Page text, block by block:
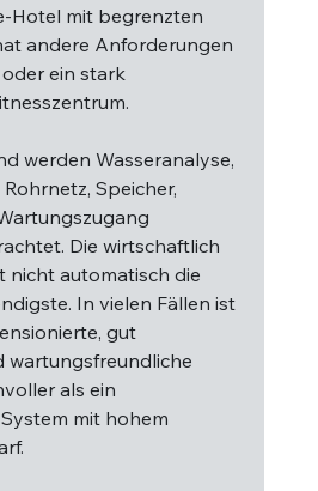
Hotel mit begrenzten
andere Anforderungen
ein stark
werden Wasseranalyse,
Speicher,
Die wirtschaftlich
nicht automatisch die
In vielen Fällen ist
gut
wartungsfreundliche
als ein
mit hohem